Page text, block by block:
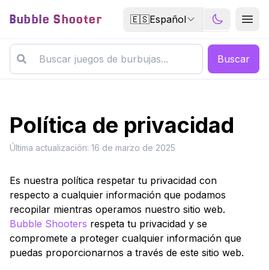
Bubble Shooter 🇪🇸Español
Buscar
Política de privacidad
Última actualización: 16 de marzo de 2025
Es nuestra política respetar tu privacidad con
respecto a cualquier información que podamos
recopilar mientras operamos nuestro sitio web.
Bubble Shooters respeta tu privacidad y se
compromete a proteger cualquier información que
puedas proporcionarnos a través de este sitio web.